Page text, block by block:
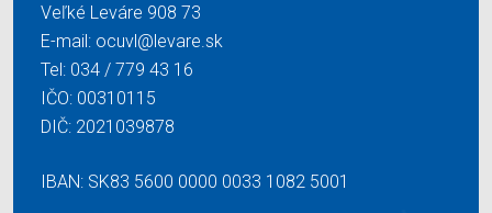
Veľké Leváre 908 73
E-mail: ocuvl@levare.sk
Tel: 034 / 779 43 16
IČO: 00310115
DIČ: 2021039878
IBAN: SK83 5600 0000 0033 1082 5001